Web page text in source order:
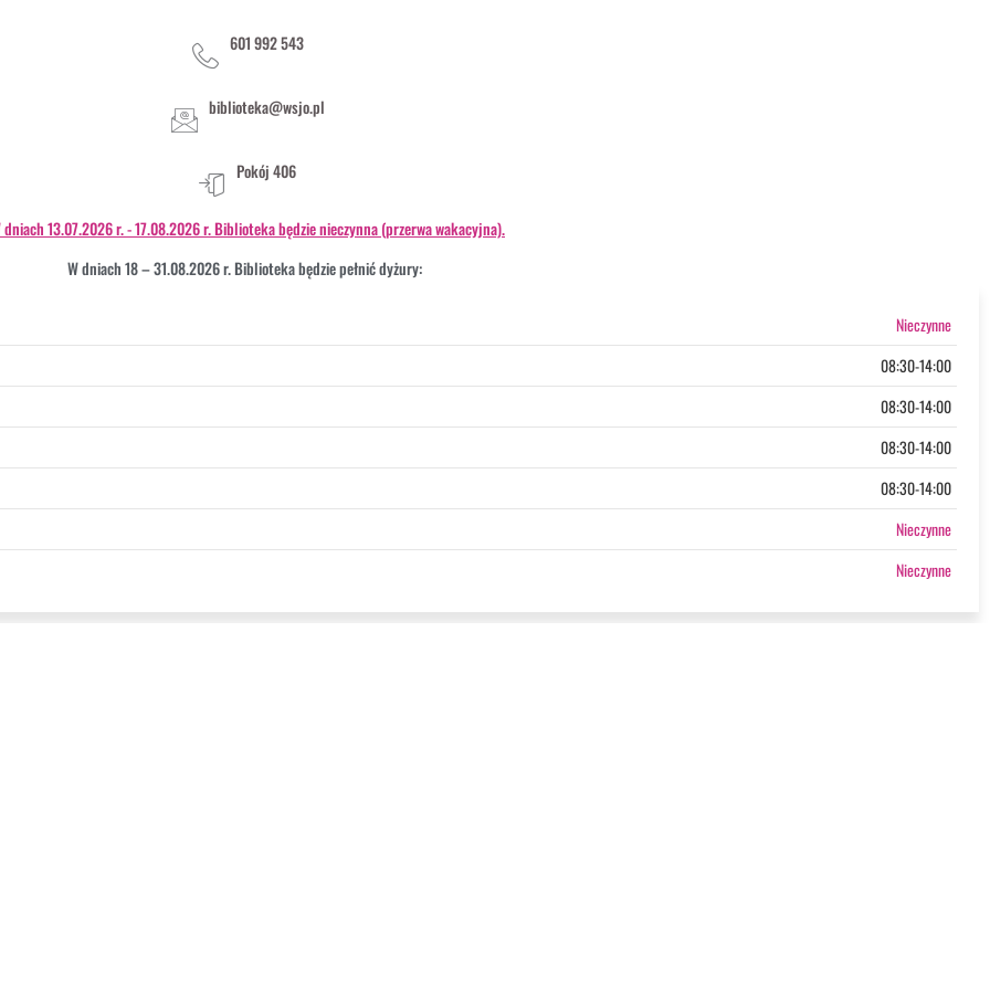
601 992 543
biblioteka@wsjo.pl
Pokój 406
dniach 13.07.2026 r. - 17.08.2026 r. Biblioteka będzie nieczynna (przerwa wakacyjna).
W dniach 18 – 31.08.2026 r. Biblioteka będzie pełnić dyżury:
Nieczynne
08:30-14:00
08:30-14:00
08:30-14:00
08:30-14:00
Nieczynne
Nieczynne